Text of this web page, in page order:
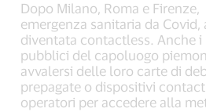
Dopo Milano, Roma e Firenze,
emergenza sanitaria da
diventata contactless. Anche i
pubblici del capoluogo
avvalersi delle loro carte di
prepagate o dispositivi
operatori per accedere alla